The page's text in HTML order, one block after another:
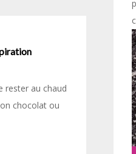
rester au chaud
chocolat ou